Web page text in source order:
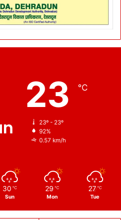
23 ℃
23º - 23º
92%
0.57 km/h
30 ℃
Sun
29 ℃
Mon
27 ℃
Tue